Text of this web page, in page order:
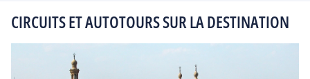
CIRCUITS ET AUTOTOURS SUR LA DESTINATION